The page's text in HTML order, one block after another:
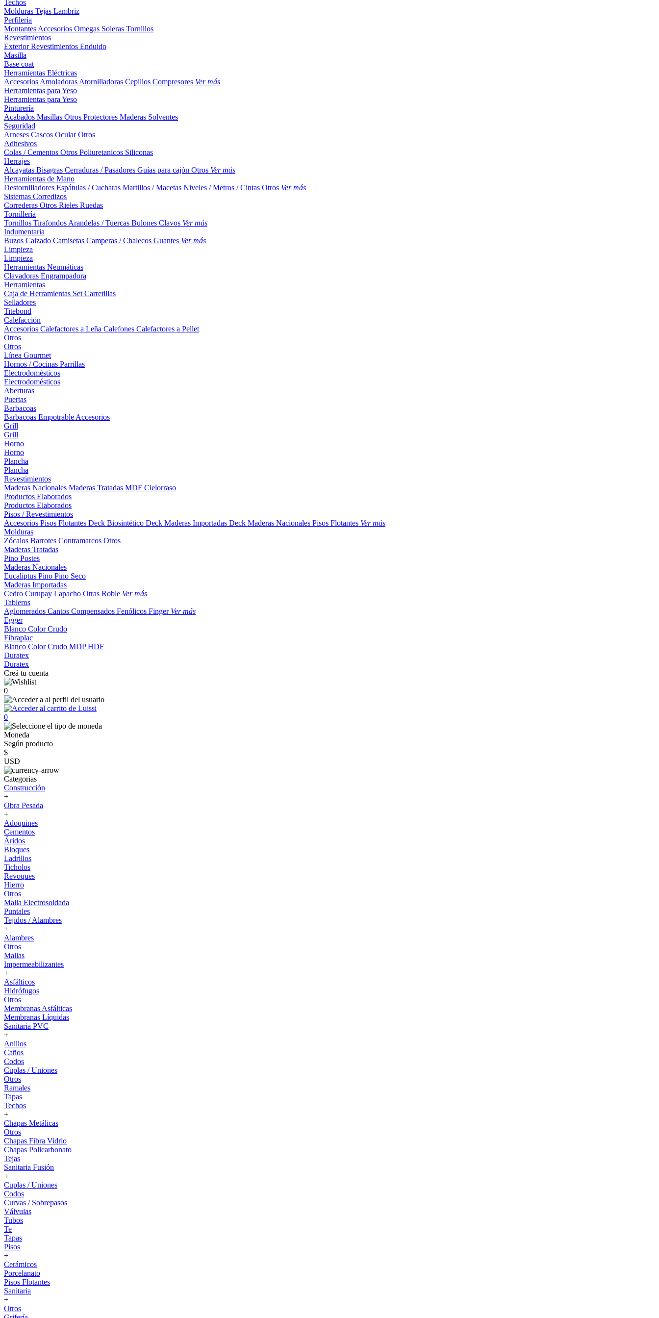
Techos
Molduras Tejas Lambriz
Perfilería
Montantes Accesorios Omegas Soleras Tornillos
Revestimientos
ExteriorRevestimientos Enduido
Masilla
Base coat
Herramientas Eléctricas
Accesorios Amoladoras Atornilladoras Cepillos Compresores Ver más
Herramientas para Yeso
Herramientas para Yeso
Pinturería
Acabados Masillas Otros Protectores Maderas Solventes
Seguridad
Arneses Cascos OcularOtros
Adhesivos
Colas / Cementos Otros Poliuretanicos Siliconas
Herrajes
Alcayatas Bisagras Cerraduras / Pasadores Guías para cajón Otros Ver más
Herramientas de Mano
Destornilladores Espátulas / Cucharas Martillos / Macetas Niveles / Metros / Cintas Otros Ver más
Sistemas Corredizos
Correderas Otros Rieles Ruedas
Tornillería
Tornillos Tirafondos Arandelas / Tuercas Bulones Clavos Ver más
Indumentaria
Buzos Calzado Camisetas Camperas / Chalecos Guantes Ver más
Limpieza
Limpieza
Herramientas Neumáticas
Clavadoras Engrampadora
Herramientas
Caja de Herramientas Set Carretillas
Selladores
Titebond
Calefacción
Accesorios Calefactores a Leña Calefones Calefactores a Pellet
Otros
Otros
Línea Gourmet
Hornos / Cocinas Parrillas
Electrodomésticos
Electrodomésticos
Aberturas
Puertas
Barbacoas
Barbacoas Empotrable Accesorios
Grill
Grill
Horno
Horno
Plancha
Plancha
Revestimientos
Maderas Nacionales Maderas Tratadas MDF Cielorraso
Productos Elaborados
Productos Elaborados
Pisos / Revestimientos
Accesorios Pisos Flotantes Deck Biosintético Deck Maderas Importadas Deck Maderas Nacionales Pisos Flotantes Ver más
Molduras
Zócalos Barrotes Contramarcos Otros
Maderas Tratadas
Pino Postes
Maderas Nacionales
Eucaliptus Pino Pino Seco
Maderas Importadas
Cedro Curupay Lapacho Otras Roble Ver más
Tableros
Aglomerados Cantos Compensados Fenólicos Finger Ver más
Egger
Blanco ColorCrudo
Fibraplac
Blanco ColorCrudo MDPHDF
Duratex
Duratex
Creá tu cuenta
0
0
Moneda
Según producto
$
USD
Categorias
Construcción
+
Obra Pesada
+
Adoquines
Cementos
Áridos
Bloques
Ladrillos
Ticholos
Revoques
Hierro
Otros
Malla Electrosoldada
Puntales
Tejidos / Alambres
+
Alambres
Otros
Mallas
Impermeabilizantes
+
Asfálticos
Hidrófugos
Otros
Membranas Asfálticas
Membranas Líquidas
Sanitaria PVC
+
Anillos
Caños
Codos
Cuplas / Uniones
Otros
Ramales
Tapas
Techos
+
Chapas Metálicas
Otros
Chapas Fibra Vidrio
Chapas Policarbonato
Tejas
Sanitaria Fusión
+
Cuplas / Uniones
Codos
Curvas / Sobrepasos
Válvulas
Tubos
Te
Tapas
Pisos
+
Cerámicos
Porcelanato
Pisos Flotantes
Sanitaria
+
Otros